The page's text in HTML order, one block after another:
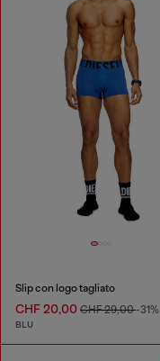
Slip con logo tagliato
CHF 20,00 CHF 29,00-31%
BLU